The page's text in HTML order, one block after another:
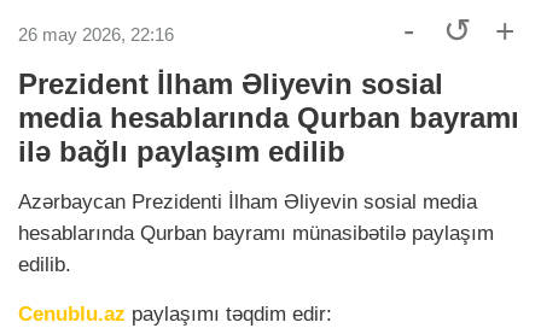
26 may 2026, 22:16 - ↺ +
Prezident İlham Əliyevin sosial
media hesablarında Qurban bayramı
ilə bağlı paylaşım edilib
Azərbaycan Prezidenti İlham Əliyevin sosial media
hesablarında Qurban bayramı münasibətilə paylaşım
edilib.
Cenublu.az paylaşımı təqdim edir: